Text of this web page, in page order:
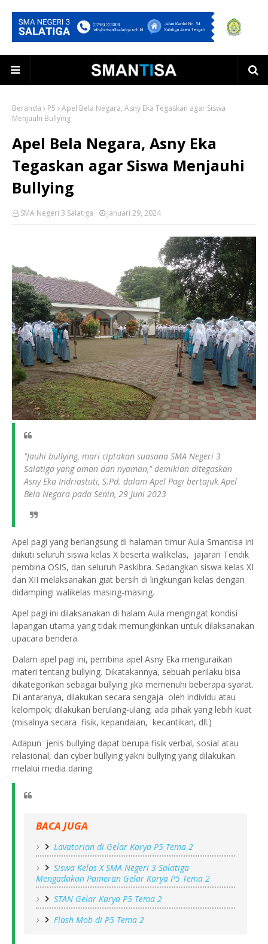
Beranda P5
Apel Bela Negara, Asny Eka Tegaskan agar Siswa
Menjauhi Bullying
Apel Bela Negara, Asny Eka
Tegaskan agar Siswa Menjauhi
Bullying
SMA Negeri 3 Salatiga Januari 29, 2024
"Jauhi bullying, mari ciptakan suasana SMA Negeri 3
Salatiga yang aman dan nyaman," demikian ditegaskan
Asny Eka Indriastuti, S.Pd. dalam Apel Pagi bertajuk Apel
Bela Negara pada Senin, 29 Juni 2023
Apel pagi yang berlangsung di halaman timur Aula Smantisa ini
diikuti seluruh siswa kelas X beserta walikelas, jajaran Tendik
pembina OSIS, dan seluruh Paskibra. Sedangkan siswa kelas XI
dan XII melaksanakan giat bersih di lingkungan kelas dengan
didampingi walikelas masing-masing.
Apel pagi ini dilaksanakan di halam Aula mengingat kondisi
lapangan utama yang tidak memungkinkan untuk dilaksanakan
upacara bendera.
Dalam apel pagi ini, pembina apel Asny Eka menguraikan
materi tentang bullying. Dikatakannya, sebuah perilaku bisa
dikategorikan sebagai bullying jika memenuhi beberapa syarat.
Di antaranya, dilakukan secara sengaja oleh individu atau
kelompok; dilakukan berulang-ulang; ada pihak yang lebih kuat
(misalnya secara fisik, kepandaian, kecantikan, dll.)
Adapun jenis bullying dapat berupa fisik verbal, sosial atau
relasional, dan cyber bullying yakni bullying yang dilakukan
melalui media daring.
BACA JUGA
Lavatorian di Gelar Karya P5 Tema 2
Siswa Kelas X SMA Negeri 3 Salatiga
Mengadakan Pameran Gelar Karya P5 Tema 2
STAN Gelar Karya P5 Tema 2
Flash Mob di P5 Tema 2